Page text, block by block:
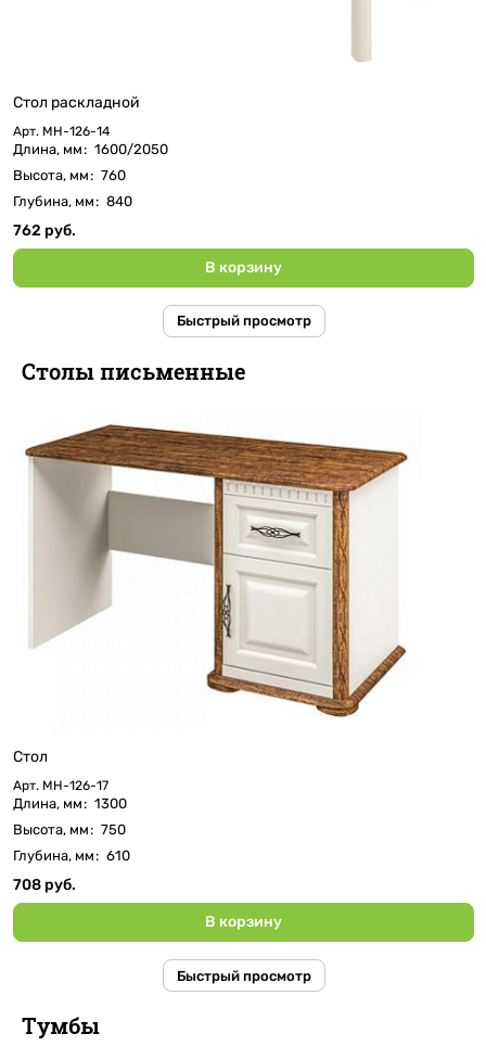
Стол раскладной
Арт. МН-126-14
Длина, мм: 1600/2050
Высота, мм: 760
Глубина, мм: 840
762 руб.
В корзину
Быстрый просмотр
Столы письменные
Стол
Арт. МН-126-17
Длина, мм: 1300
Высота, мм: 750
Глубина, мм: 610
708 руб.
В корзину
Быстрый просмотр
Тумбы